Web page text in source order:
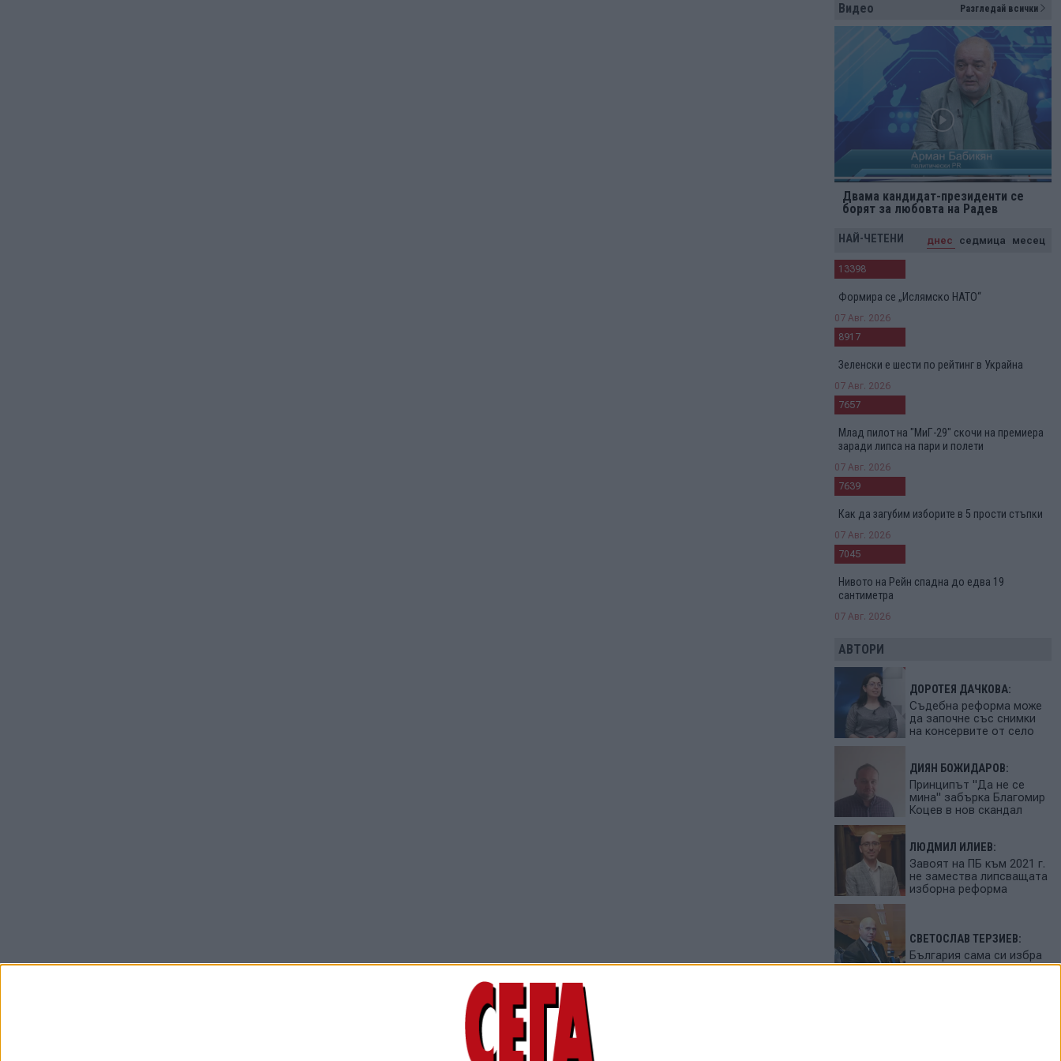
Видео Разгледай всички
Двама кандидат-президенти се
борят за любовта на Радев
НАЙ-ЧЕТЕНИ днес седмица месец
13398
Формира се „Ислямско НАТО“
07 Авг. 2026
8917
Зеленски е шести по рейтинг в Украйна
07 Авг. 2026
7657
Млад пилот на "МиГ-29" скочи на премиера
заради липса на пари и полети
07 Авг. 2026
7639
Как да загубим изборите в 5 прости стъпки
07 Авг. 2026
7045
Нивото на Рейн спадна до едва 19
сантиметра
07 Авг. 2026
АВТОРИ
ДОРОТЕЯ ДАЧКОВА:
Съдебна реформа може
да започне със снимки
на консервите от село
ДИЯН БОЖИДАРОВ:
Принципът "Да не се
мина" забърка Благомир
Коцев в нов скандал
ЛЮДМИЛ ИЛИЕВ:
Завоят на ПБ към 2021 г.
не замества липсващата
изборна реформа
СВЕТОСЛАВ ТЕРЗИЕВ:
България сама си избра
вредител